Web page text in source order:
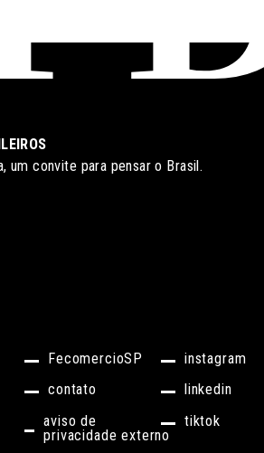
FecomercioSP
contato
aviso de
privacidade externo
instagram
linkedin
tiktok
um convite para pensar o Brasil.